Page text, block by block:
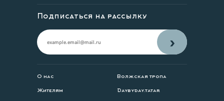
О нас
Жителям Daybyday.tatar
›
Подписаться на рассылку
Волжская тропа